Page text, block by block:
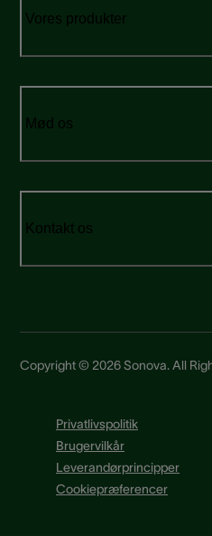
Vores produkter
Mød os
Kontakt os
Copyright © 2026 Sonova. All
Privatlivspolitik
Brugervilkår
Leverandørprincipper
Cookiepræferencer